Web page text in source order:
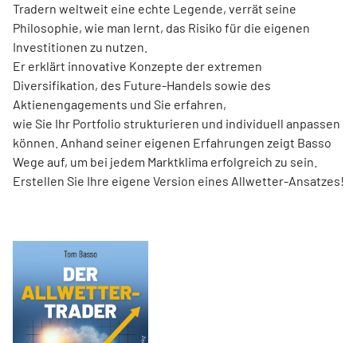
Tradern weltweit eine echte Legende, verrät seine
Philosophie, wie man lernt, das Risiko für die eigenen
Investitionen zu nutzen.
Er erklärt innovative Konzepte der extremen
Diversifikation, des Future-Handels sowie des
Aktienengagements und Sie erfahren,
wie Sie Ihr Portfolio strukturieren und individuell anpassen
können. Anhand seiner eigenen Erfahrungen zeigt Basso
Wege auf, um bei jedem Marktklima erfolgreich zu sein.
Erstellen Sie Ihre eigene Version eines Allwetter-Ansatzes!